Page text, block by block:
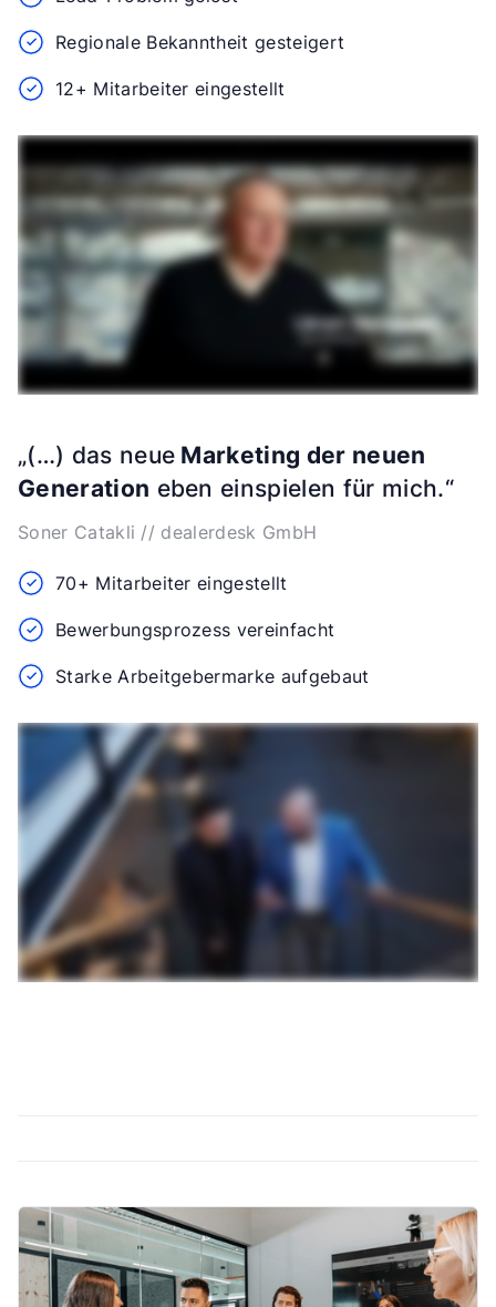
Regionale Bekanntheit gesteigert
12+ Mitarbeiter eingestellt
„(…) das neue Marketing der neuen
Generation eben einspielen für mich.“
Soner Catakli // dealerdesk GmbH
70+ Mitarbeiter eingestellt
Bewerbungsprozess vereinfacht
Starke Arbeitgebermarke aufgebaut